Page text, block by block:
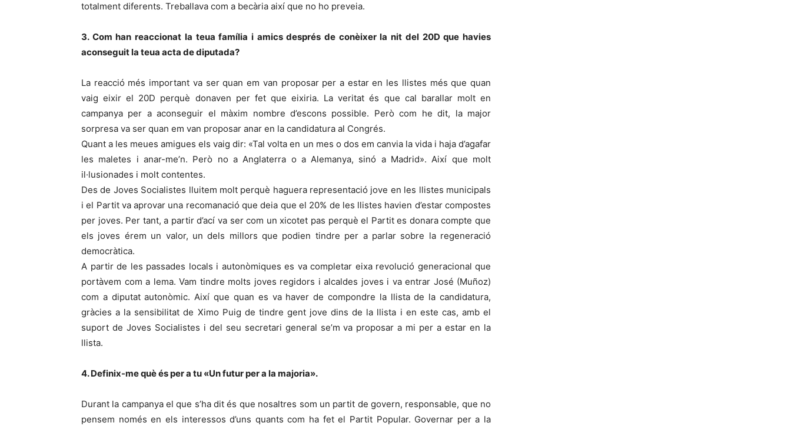
totalment diferents. Treballava com a becària així que no ho preveia.
3. Com han reaccionat la teua família i amics després de conèixer la nit del 20D que havies
aconseguit la teua acta de diputada?
La reacció més important va ser quan em van proposar per a estar en les llistes més que quan
vaig eixir el 20D perquè donaven per fet que eixiria. La veritat és que cal barallar molt en
campanya per a aconseguir el màxim nombre d’escons possible. Però com he dit, la major
sorpresa va ser quan em van proposar anar en la candidatura al Congrés.
Quant a les meues amigues els vaig dir: «Tal volta en un mes o dos em canvia la vida i haja d’agafar
les maletes i anar-me’n. Però no a Anglaterra o a Alemanya, sinó a Madrid». Així que molt
il·lusionades i molt contentes.
Des de Joves Socialistes lluitem molt perquè haguera representació jove en les llistes municipals
i el Partit va aprovar una recomanació que deia que el 20% de les llistes havien d’estar compostes
per joves. Per tant, a partir d’ací va ser com un xicotet pas perquè el Partit es donara compte que
els joves érem un valor, un dels millors que podien tindre per a parlar sobre la regeneració
democràtica.
A partir de les passades locals i autonòmiques es va completar eixa revolució generacional que
portàvem com a lema. Vam tindre molts joves regidors i alcaldes joves i va entrar José (Muñoz)
com a diputat autonòmic. Així que quan es va haver de compondre la llista de la candidatura,
gràcies a la sensibilitat de Ximo Puig de tindre gent jove dins de la llista i en este cas, amb el
suport de Joves Socialistes i del seu secretari general se’m va proposar a mi per a estar en la
llista.
4. Definix-me què és per a tu «Un futur per a la majoria».
Durant la campanya el que s’ha dit és que nosaltres som un partit de govern, responsable, que no
pensem només en els interessos d’uns quants com ha fet el Partit Popular. Governar per a la